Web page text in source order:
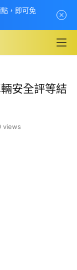
安全評等結
views
，即可免